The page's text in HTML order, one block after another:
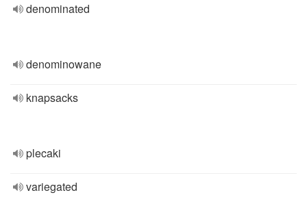
denominated
denominowane
knapsacks
plecaki
variegated